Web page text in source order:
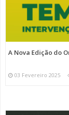
A Nova Edição do
03 Fevereiro 2025